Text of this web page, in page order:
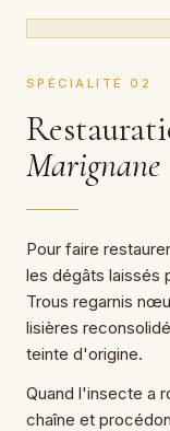
SPÉCIALITÉ 02
Marignane
Pour faire
les dégâts laissés
Trous regarnis
lisières
teinte d'origine.
Quand l'insecte a
chaîne et